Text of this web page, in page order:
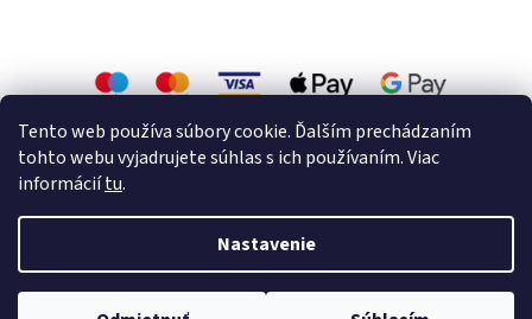
Tento web používa súbory cookie. Ďalším prechádzaním
tohto webu vyjadrujete súhlas s ich používaním. Viac
informáciítu.
Nastavenie
Copyright 2026Zárubne a interiérové dvere.. Všetky práva